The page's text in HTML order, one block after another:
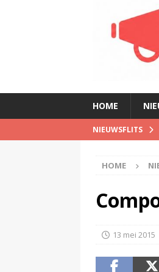
HOME
NIEUWSFLITS
HOME
13 mei 2015